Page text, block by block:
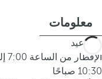
معلومات
المواعيد
10:30 صباحًا